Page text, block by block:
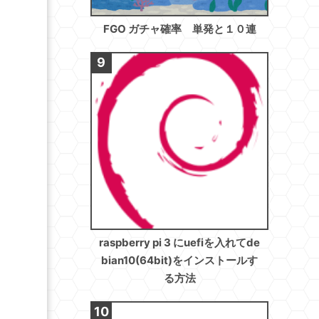
FGO ガチャ確率 単発と１０連
raspberry pi 3 にuefiを入れてde
bian10(64bit)をインストールす
る方法